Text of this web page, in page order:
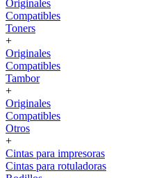
Originales
Compatibles
Toners
+
Originales
Compatibles
Tambor
+
Originales
Compatibles
Otros
+
Cintas para impresoras
Cintas para rotuladoras